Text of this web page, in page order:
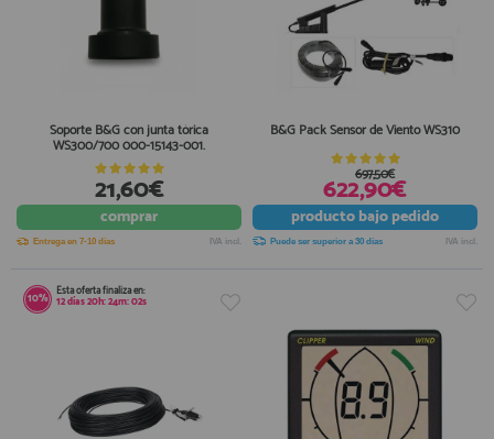
Soporte B&G con junta tórica
WS300/700 000-15143-001.
21,60€
comprar
Entrega en 7-10 días IVA incl.
B&G Pack Sensor de Viento WS310
622,90€
697,50€
productobajo pedido
Puede ser superior a 30 días IVA incl.
10% Esta oferta finaliza en:
12días20h:24m:01s